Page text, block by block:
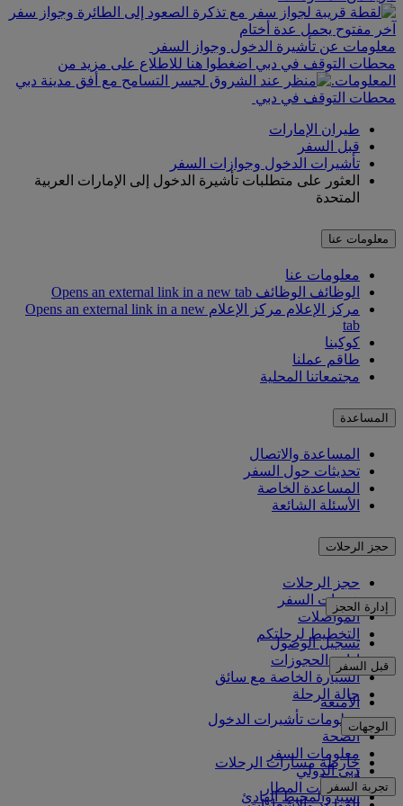
معلومات عن تأشيرة الدخول وجواز السفر
محطات التوقف في دبي اضغطوا هنا للاطلاع على مزيد من
المعلومات.
محطات التوقف في دبي
طيران الإمارات
قبل السفر
تأشيرات الدخول وجوازات السفر
العثور على متطلبات تأشيرة الدخول إلى الإمارات العربية
المتحدة
معلومات عنا
معلومات عنا
الوظائف الوظائف Opens an external link in a new tab
مركز الإعلام
مركز الإعلام Opens an external link in a new
tab
كوكبنا
طاقم عملنا
مجتمعاتنا المحلية
المساعدة
المساعدة والاتصال
تحديثات حول السفر
المساعدة الخاصة
الأسئلة الشائعة
حجز الرحلات
حجز الرحلات
خدمات السفر
المواصلات
التخطيط لرحلتكم
إدارة الحجز
تسجيل الوصول
إدارة الحجوزات
السيارة الخاصة مع سائق
حالة الرحلة
قبل السفر
الأمتعة
معلومات تأشيرات الدخول
الصحة
معلومات السفر
دبي الدولي
مواصلات المطار
الوجهات
خارطة مسارات الرحلات
أفريقيا
آسيا والمحيط الهادئ
تجربة السفر